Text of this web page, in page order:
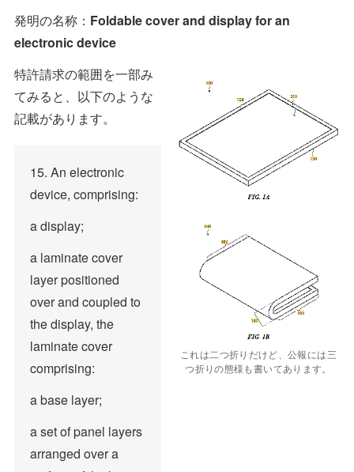
発明の名称： Foldable cover and display for an
electronic device
これは二つ折りだけど、公報には三
つ折りの態様も書いてあります。
特許請求の範囲を一部み
てみると、以下のような
記載があります。
15. An electronic
device, comprising:
a display;
a laminate cover
layer positioned
over and coupled to
the display, the
laminate cover
comprising:
a base layer;
a set of panel layers
arranged over a